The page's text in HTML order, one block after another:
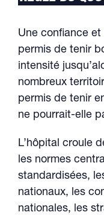
Une confiance
permis de tenir
intensité
nombreux
permis de tenir
ne pourrait-elle
L’hôpital croule
les normes
standardisées,
nationaux, les
nationales, les